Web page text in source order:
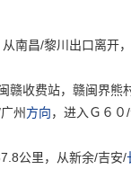
南昌/黎川出口离开
赣收费站，赣闽界熊
广州 方向，进入Ｇ６０/
公里，从新余/吉安/